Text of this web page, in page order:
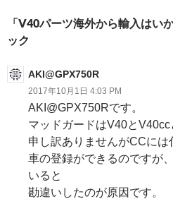
ー
シ
ョ
ン
「V40パーツ海外から輸入はい
ック
AKI@GPX750R
2017年10月1日 4:03 PM
AKI@GPX750Rです。
マッドガードはV40とV40cc
申し訳ありませんがCCには
車の登録ができるのですが
いると
勘違いしたのが原因です。